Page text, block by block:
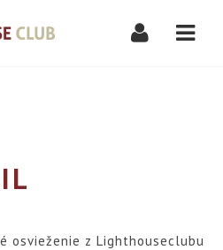
osvieženie z Lighthouseclubu